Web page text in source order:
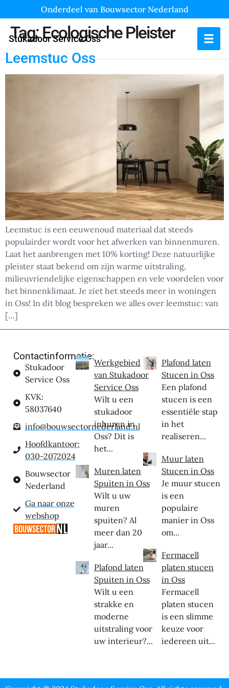
Onderdeel van Bouwsector Nederland
Stukadoor Service Oss
Tag:Ecologische Pleister
Leemstuc Oss
Leemstuc is een eeuwenoud materiaal dat steeds
populairder wordt voor het afwerken van binnenmuren.
Laat het aanbrengen met 10% korting! Deze natuurlijke
pleister staat bekend om zijn warme uitstraling,
milieuvriendelijke eigenschappen en vele voordelen voor
het binnenklimaat. Je ziet het steeds meer in woningen
in Oss! In dit blog bespreken we alles over leemstuc: van
[…]
Contactinformatie:
Stukadoor
Service Oss
KVK:
58037640
info@bouwsectornederland.nl
Hoofdkantoor:
030-2072024
Bouwsector
Nederland
Ga naar onze
webshop
Werkgebied
van Stukadoor
Service Oss
Wilt u een
stukadoor
inhuren in
Oss? Dit is
het...
Muren laten
Spuiten in Oss
Wilt u uw
muren
spuiten? Al
meer dan 20
jaar...
Plafond laten
Spuiten in Oss
Wilt u een
strakke en
moderne
uitstraling voor
uw interieur?...
Plafond laten
Stucen in Oss
Een plafond
stucen is een
essentiële stap
in het
realiseren...
Muur laten
Stucen in Oss
Je muur stucen
is een
populaire
manier in Oss
om...
Fermacell
platen stucen
in Oss
Fermacell
platen stucen
is een slimme
keuze voor
iedereen uit...